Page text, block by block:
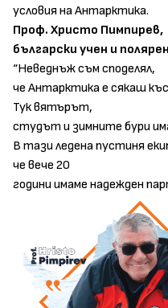
условия на Антарктика.
Проф. Христо Пимпирев,
български учен и полярен
“Неведнъжсъм споделял,
че Антарктикае сякаш
Туквятърът,
студът и зимните бури
В тазиледенапустиня
че вече 20
годиниимаме надежден